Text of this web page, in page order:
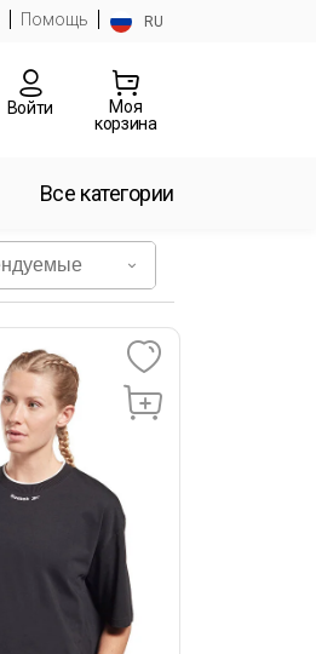
Помощь RU
Войти
Моя
корзина
Все категории